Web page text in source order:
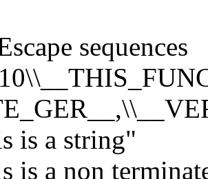
sequences
is a string"
is a non